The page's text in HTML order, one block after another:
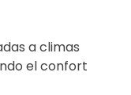
a climas
el confort